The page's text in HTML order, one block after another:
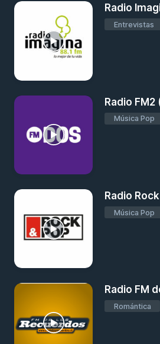
Radio
Entrevistas
Radio FM2
Música Pop
Radio
Música Pop
Radio FM
Romántica